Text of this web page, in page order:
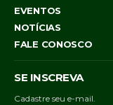
EVENTOS
NOTÍCIAS
FALE CONOSCO
SE INSCREVA
Cadastre seu e-mail.